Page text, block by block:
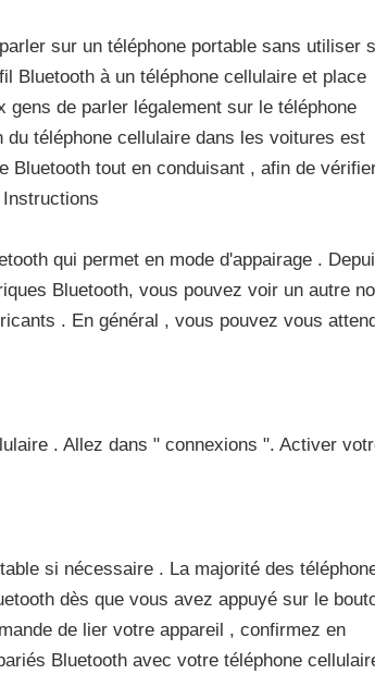
sur un téléphone portable sans utiliser
Bluetooth à un téléphone cellulaire et place
de parler légalement sur le téléphone
téléphone cellulaire dans les voitures est
Bluetooth tout en conduisant , afin de
qui permet en mode d'appairage .
Bluetooth, vous pouvez voir un autre
. En général , vous pouvez vous
. Allez dans " connexions ". Activer
si nécessaire . La majorité des
dès que vous avez appuyé sur le
de lier votre appareil , confirmez en
Bluetooth avec votre téléphone